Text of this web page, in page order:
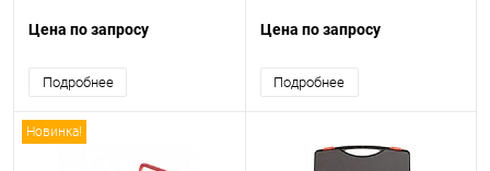
Цена по запросу
Подробнее
Цена по запросу
Подробнее
Новинка!